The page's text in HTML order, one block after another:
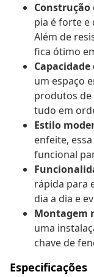
pia é forte e
Além de
fica ótimo
um espaço
produtos de
tudo em
Estilo
enfeite,
funcional
rápida para
dia a dia e
Montagem
uma
chave de
Especificações